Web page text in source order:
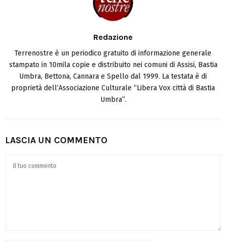
Redazione
Terrenostre è un periodico gratuito di informazione generale
stampato in 10mila copie e distribuito nei comuni di Assisi, Bastia
Umbra, Bettona, Cannara e Spello dal 1999. La testata è di
proprietà dell’Associazione Culturale “Libera Vox città di Bastia
Umbra”.
LASCIA UN COMMENTO